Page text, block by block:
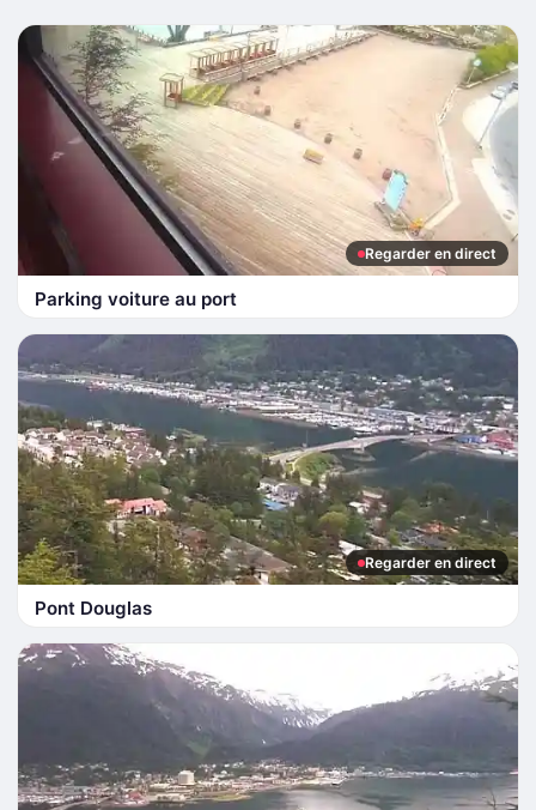
Regarder en direct
Parking voiture au port
Regarder en direct
Pont Douglas